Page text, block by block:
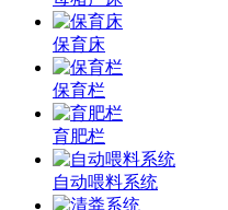
保育床
保育栏
育肥栏
自动喂料系统